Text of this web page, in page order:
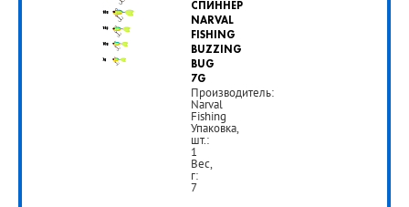
СПИННЕР
NARVAL
FISHING
BUZZING
BUG
7G
Производитель:
Narval
Fishing
Упаковка,
шт.:
1
Вес,
г:
7